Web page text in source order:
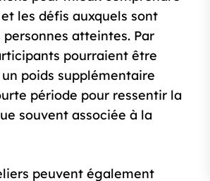
les défis auxquels sont
atteintes. Par
pourraient être
poids supplémentaire
période pour ressentir la
souvent associée à la
peuvent également